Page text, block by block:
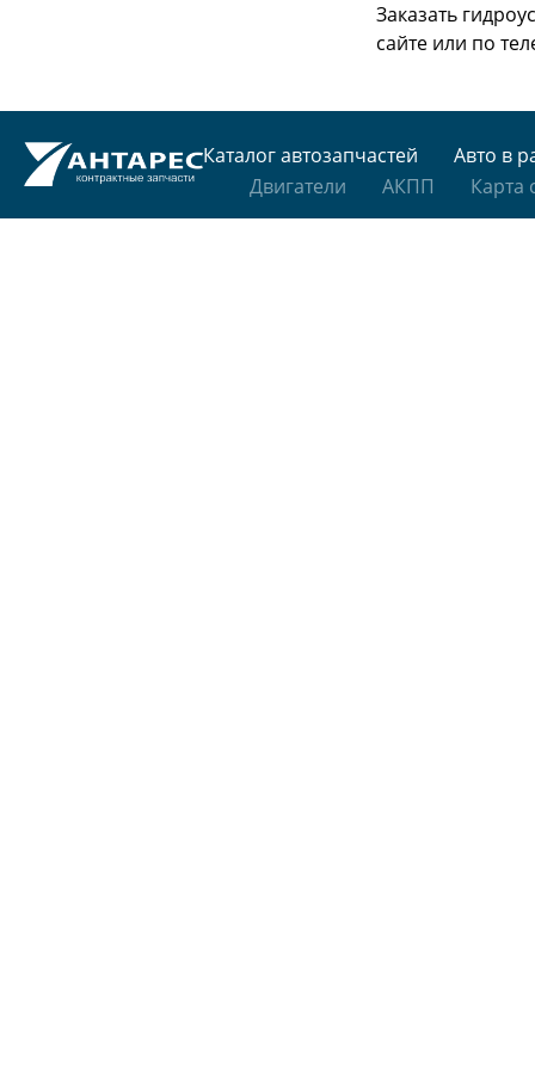
Заказать
сайте или по
Каталог автозапчастей
Авто в
Двигатели
АКПП Карта